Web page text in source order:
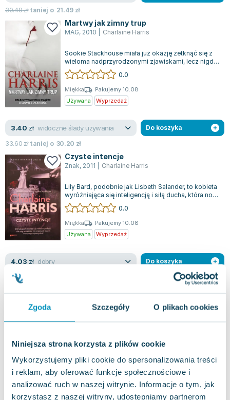
Zgoda Szczegóły O plikach cookies
Niniejsza strona korzysta z plików cookie
Wykorzystujemy pliki cookie do spersonalizowania treści
i reklam, aby oferować funkcje społecznościowe i
analizować ruch w naszej witrynie. Informacje o tym, jak
korzystasz z naszej witryny, udostępniamy partnerom
30.49złtaniej o 21.49 zł
Martwy jak zimny trup
MAG, 2010 Charlaine Harris
Sookie Stackhouse miała już okazję zetknąć się z
wieloma nadprzyrodzonymi zjawiskami, lecz nigdy
wcześniej magia nie była tak blis...
0.0
Miękka
Pakujemy 10.08
Używana
Wyprzedaż
3.40 zł widoczne ślady używania
33.60złtaniej o 30.20 zł
Do koszyka
Czyste intencje
Znak, 2011 Charlaine Harris
Lily Bard, podobnie jak Lisbeth Salander, to kobieta
wyróżniająca się inteligencją i siłą ducha, która nosi
w sobie wiele sekretów...
0.0
Miękka
Pakujemy 10.08
Używana
Wyprzedaż
4.03 zł dobry
28.65zł
Do koszyka
Wydawnictwo: Gollancz Autor: Charlaine Harris Rok
0.0
Miękka
Pakujemy 10.08
5.00zł widoczne ślady używania Do koszyka